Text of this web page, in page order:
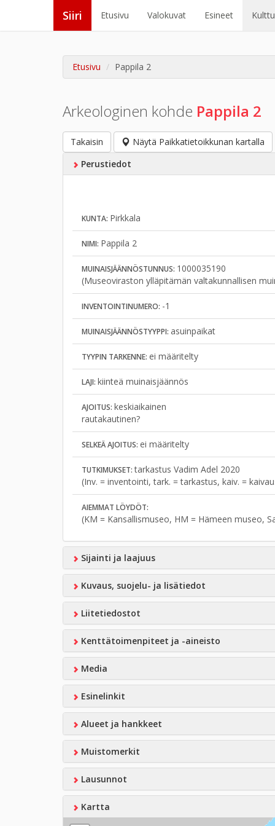
Siiri Etusivu Valokuvat Esineet
Etusivu Pappila 2
Arkeologinen kohde Pappila 2
Takaisin
Näytä Paikkatietoikkunan kartalla
Perustiedot
KUNTA: Pirkkala
NIMI: Pappila 2
MUINAISJÄÄNNÖSTUNNUS: 1000035190
(Museoviraston ylläpitämän valtakunnallisen
INVENTOINTINUMERO: -1
MUINAISJÄÄNNÖSTYYPPI: asuinpaikat
TYYPIN TARKENNE: ei määritelty
LAJI: kiinteä muinaisjäännös
AJOITUS: keskiaikainen
rautakautinen?
SELKEÄ AJOITUS: ei määritelty
TUTKIMUKSET:tarkastus Vadim Adel 2020
(Inv. = inventointi, tark. = tarkastus, kaiv. =
AIEMMAT LÖYDÖT:
(KM = Kansallismuseo, HM = Hämeen museo,
Sijainti ja laajuus
Kuvaus, suojelu- ja lisätiedot
Liitetiedostot
Kenttätoimenpiteet ja -aineisto
Media
Esinelinkit
Alueet ja hankkeet
Muistomerkit
Lausunnot
Kartta